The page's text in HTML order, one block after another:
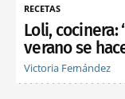
RECETAS
Loli, cocinera:
verano se
Victoria Fernández